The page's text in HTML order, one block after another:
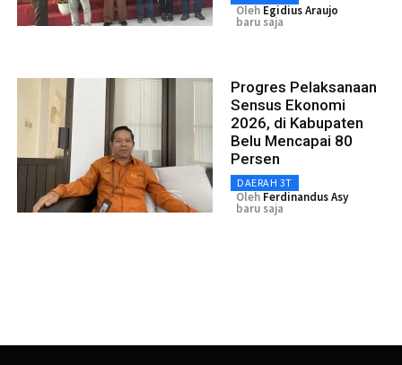
Oleh Egidius Araujo
baru saja
Progres Pelaksanaan
Sensus Ekonomi
2026, di Kabupaten
Belu Mencapai 80
Persen
DAERAH 3T
Oleh Ferdinandus Asy
baru saja